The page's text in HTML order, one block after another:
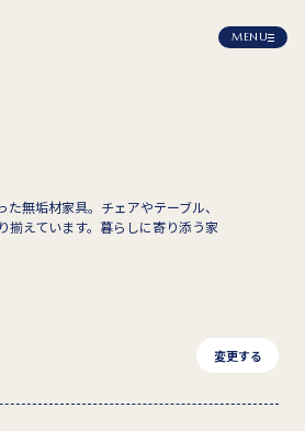
MENU
た無垢材家具。チェアやテーブル、
揃えています。暮らしに寄り添う家
変更する